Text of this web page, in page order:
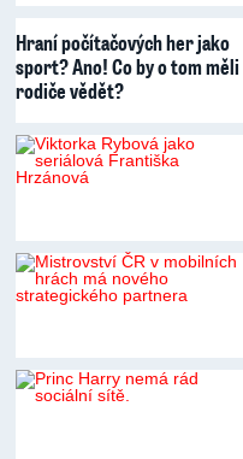
Hraní počítačových her jako
sport? Ano! Co by o tom měli
rodiče vědět?